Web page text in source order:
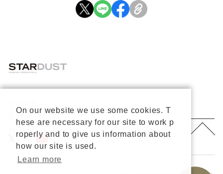
プライバシーポリシー
お問い合わせ
About Us
公式X
公式Youtube
On our website we use some cookies. T
hese are necessary for our site to work p
roperly and to give us information about
how our site is used.
Learn more